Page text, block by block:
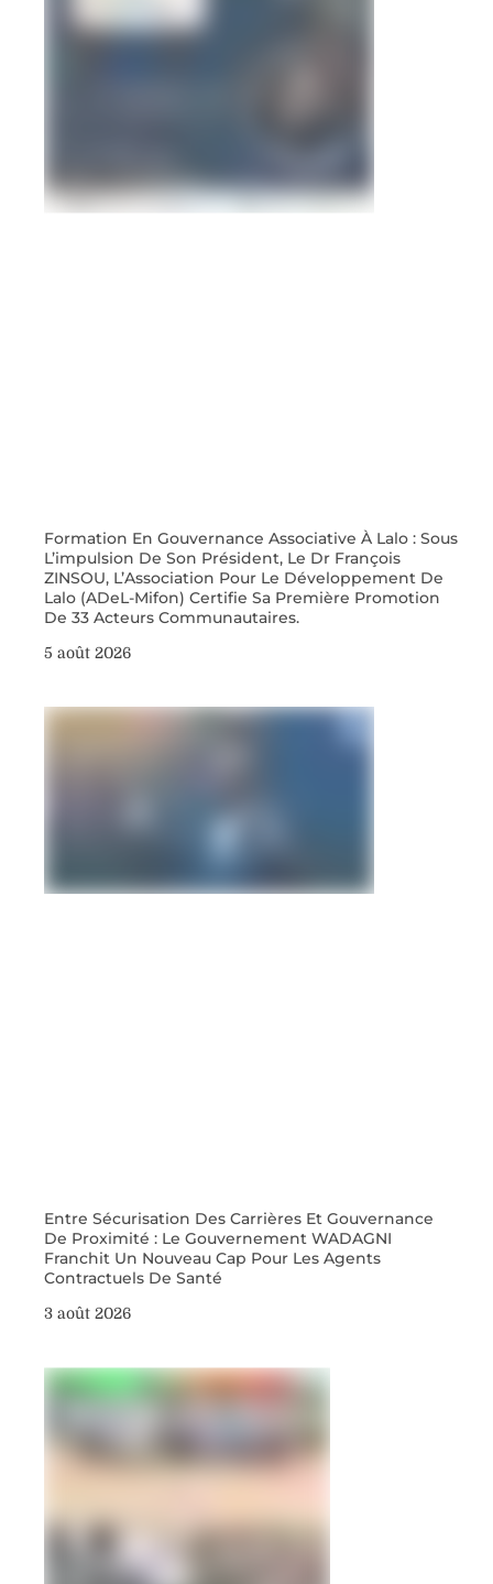
Formation En Gouvernance Associative À Lalo : Sous
L’impulsion De Son Président, Le Dr François
ZINSOU, L’Association Pour Le Développement De
Lalo (ADeL-Mifon) Certifie Sa Première Promotion
De 33 Acteurs Communautaires.
5 août 2026
Entre Sécurisation Des Carrières Et Gouvernance
De Proximité : Le Gouvernement WADAGNI
Franchit Un Nouveau Cap Pour Les Agents
Contractuels De Santé
3 août 2026